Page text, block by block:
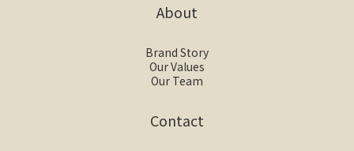
About
Brand Story
Our Values
Our Team
Contact